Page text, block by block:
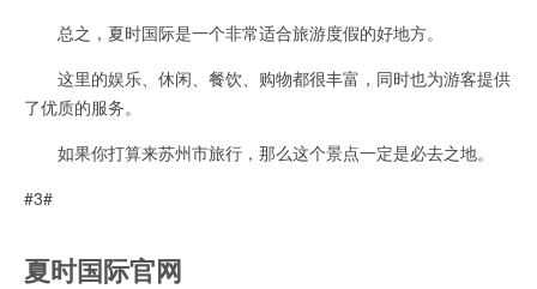
总之，夏时国际是一个非常适合旅游度假的好地方。
这里的娱乐、休闲、餐饮、购物都很丰富，同时也为游客提供
了优质的服务。
如果你打算来苏州市旅行，那么这个景点一定是必去之地。
#3#
夏时国际官网